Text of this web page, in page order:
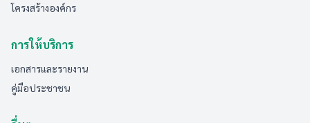
โครงสร้างองค์กร
การให้บริการ
เอกสารและรายงาน
คู่มือประชาชน